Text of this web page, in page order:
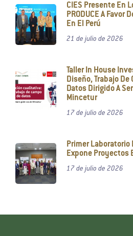
CIES Presente En
PRODUCE A Favor
En El Perú
21 de julio de 2026
Taller In House
Diseño, Trabajo De
Datos Dirigido A
Mincetur
17 de julio de 2026
Primer Laboratorio
Expone Proyectos
17 de julio de 2026